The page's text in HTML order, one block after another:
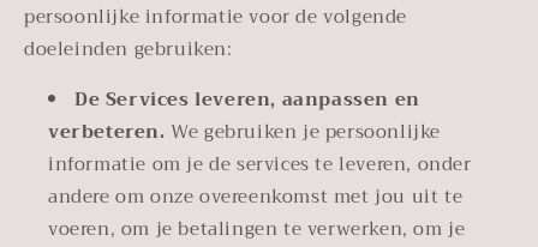
persoonlijke informatie voor de volgende
doeleinden gebruiken:
De Services leveren, aanpassen en
verbeteren. We gebruiken je persoonlijke
informatie om je de services te leveren, onder
andere om onze overeenkomst met jou uit te
voeren, om je betalingen te verwerken, om je